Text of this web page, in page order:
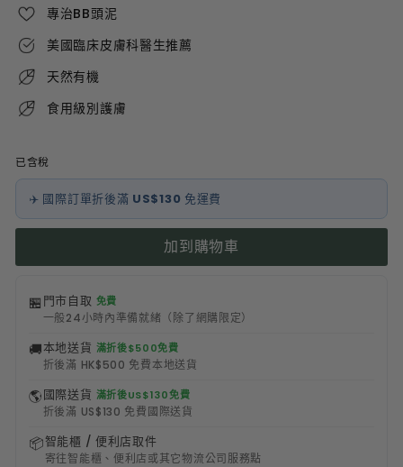
專治BB頭泥
美國臨床皮膚科醫生推薦
天然有機
食用級別護膚
已含稅
✈️ 國際訂單折後滿 US$130 免運費
加到購物車
🏪 門市自取 免費
一般24小時內準備就緒（除了網購限定）
🚚本地送貨 滿折後$500免費
折後滿 HK$500 免費本地送貨
🌎國際送貨 滿折後US$130免費
折後滿 US$130 免費國際送貨
📦智能櫃 / 便利店取件
寄往智能櫃、便利店或其它物流公司服務點